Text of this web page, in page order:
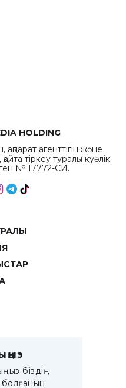
HOLDING
агенттігін және
тіркеу туралы куәлік
№ 17772-СИ.
біздің